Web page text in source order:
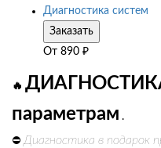
Диагностика систем
Заказать
От 890 ₽
🔥 ДИАГНОСТИКА
параметрам .
⛔ Диагностика в подарок